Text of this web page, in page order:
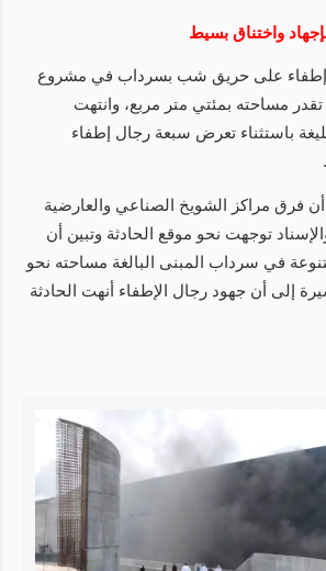
على حريق شب بسرداب في مشروع
مساحته بمئتي متر مربع، وانتهت
باستثناء تعرض سبعة رجال إطفاء
أن فرق مراكز الشويخ الصناعي والعارضية
توجهت نحو موقع الحادثة وتبين أن
في سرداب المبنى البالغة مساحته نحو
إلى أن جهود رجال الإطفاء أنهت الحادثة